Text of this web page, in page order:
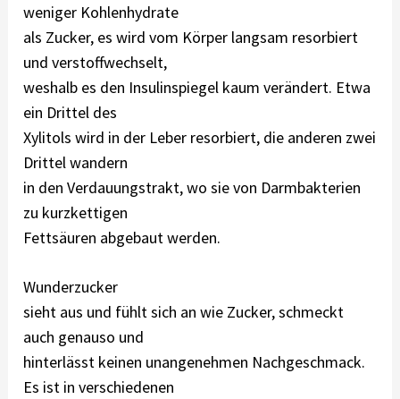
weniger Kohlenhydrate
als Zucker, es wird vom Körper langsam resorbiert
und verstoffwechselt,
weshalb es den Insulinspiegel kaum verändert. Etwa
ein Drittel des
Xylitols wird in der Leber resorbiert, die anderen zwei
Drittel wandern
in den Verdauungstrakt, wo sie von Darmbakterien
zu kurzkettigen
Fettsäuren abgebaut werden.
Wunderzucker
sieht aus und fühlt sich an wie Zucker, schmeckt
auch genauso und
hinterlässt keinen unangenehmen Nachgeschmack.
Es ist in verschiedenen